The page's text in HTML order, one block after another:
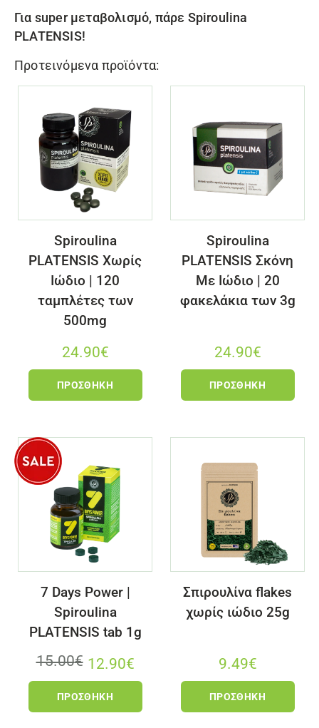
Για super μεταβολισμό, πάρε Spiroulina
PLATENSIS!
Προτεινόμενα προϊόντα:
Spiroulina
PLATENSIS Χωρίς
Ιώδιο | 120
ταμπλέτες των
500mg
24.90€
ΠΡΟΣΘΉΚΗ
Spiroulina
PLATENSIS Σκόνη
Με Ιώδιο | 20
φακελάκια των 3g
24.90€
ΠΡΟΣΘΉΚΗ
7 Days Power |
Spiroulina
PLATENSIS tab 1g
15.00€ 12.90€
ΠΡΟΣΘΉΚΗ
Σπιρουλίνα flakes
χωρίς ιώδιο 25g
9.49€
ΠΡΟΣΘΉΚΗ